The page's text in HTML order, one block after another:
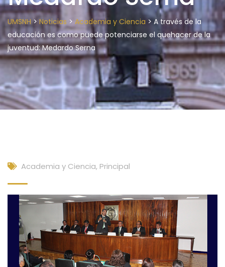
UMSNH> Noticias > Academia y Ciencia >A través de la
educación es como puede potenciarse el quehacer de la
juventud: Medardo Serna
Academia y Ciencia, Principal